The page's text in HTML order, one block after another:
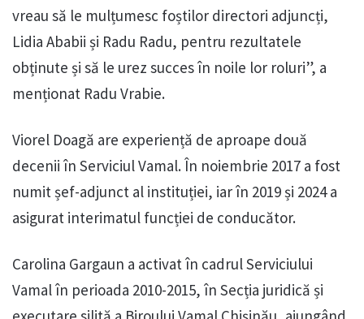
vreau să le mulțumesc foștilor directori adjuncți,
Lidia Ababii și Radu Radu, pentru rezultatele
obținute și să le urez succes în noile lor roluri”, a
menționat Radu Vrabie.
Viorel Doagă are experiență de aproape două
decenii în Serviciul Vamal. În noiembrie 2017 a fost
numit șef-adjunct al instituției, iar în 2019 și 2024 a
asigurat interimatul funcției de conducător.
Carolina Gargaun a activat în cadrul Serviciului
Vamal în perioada 2010-2015, în Secția juridică și